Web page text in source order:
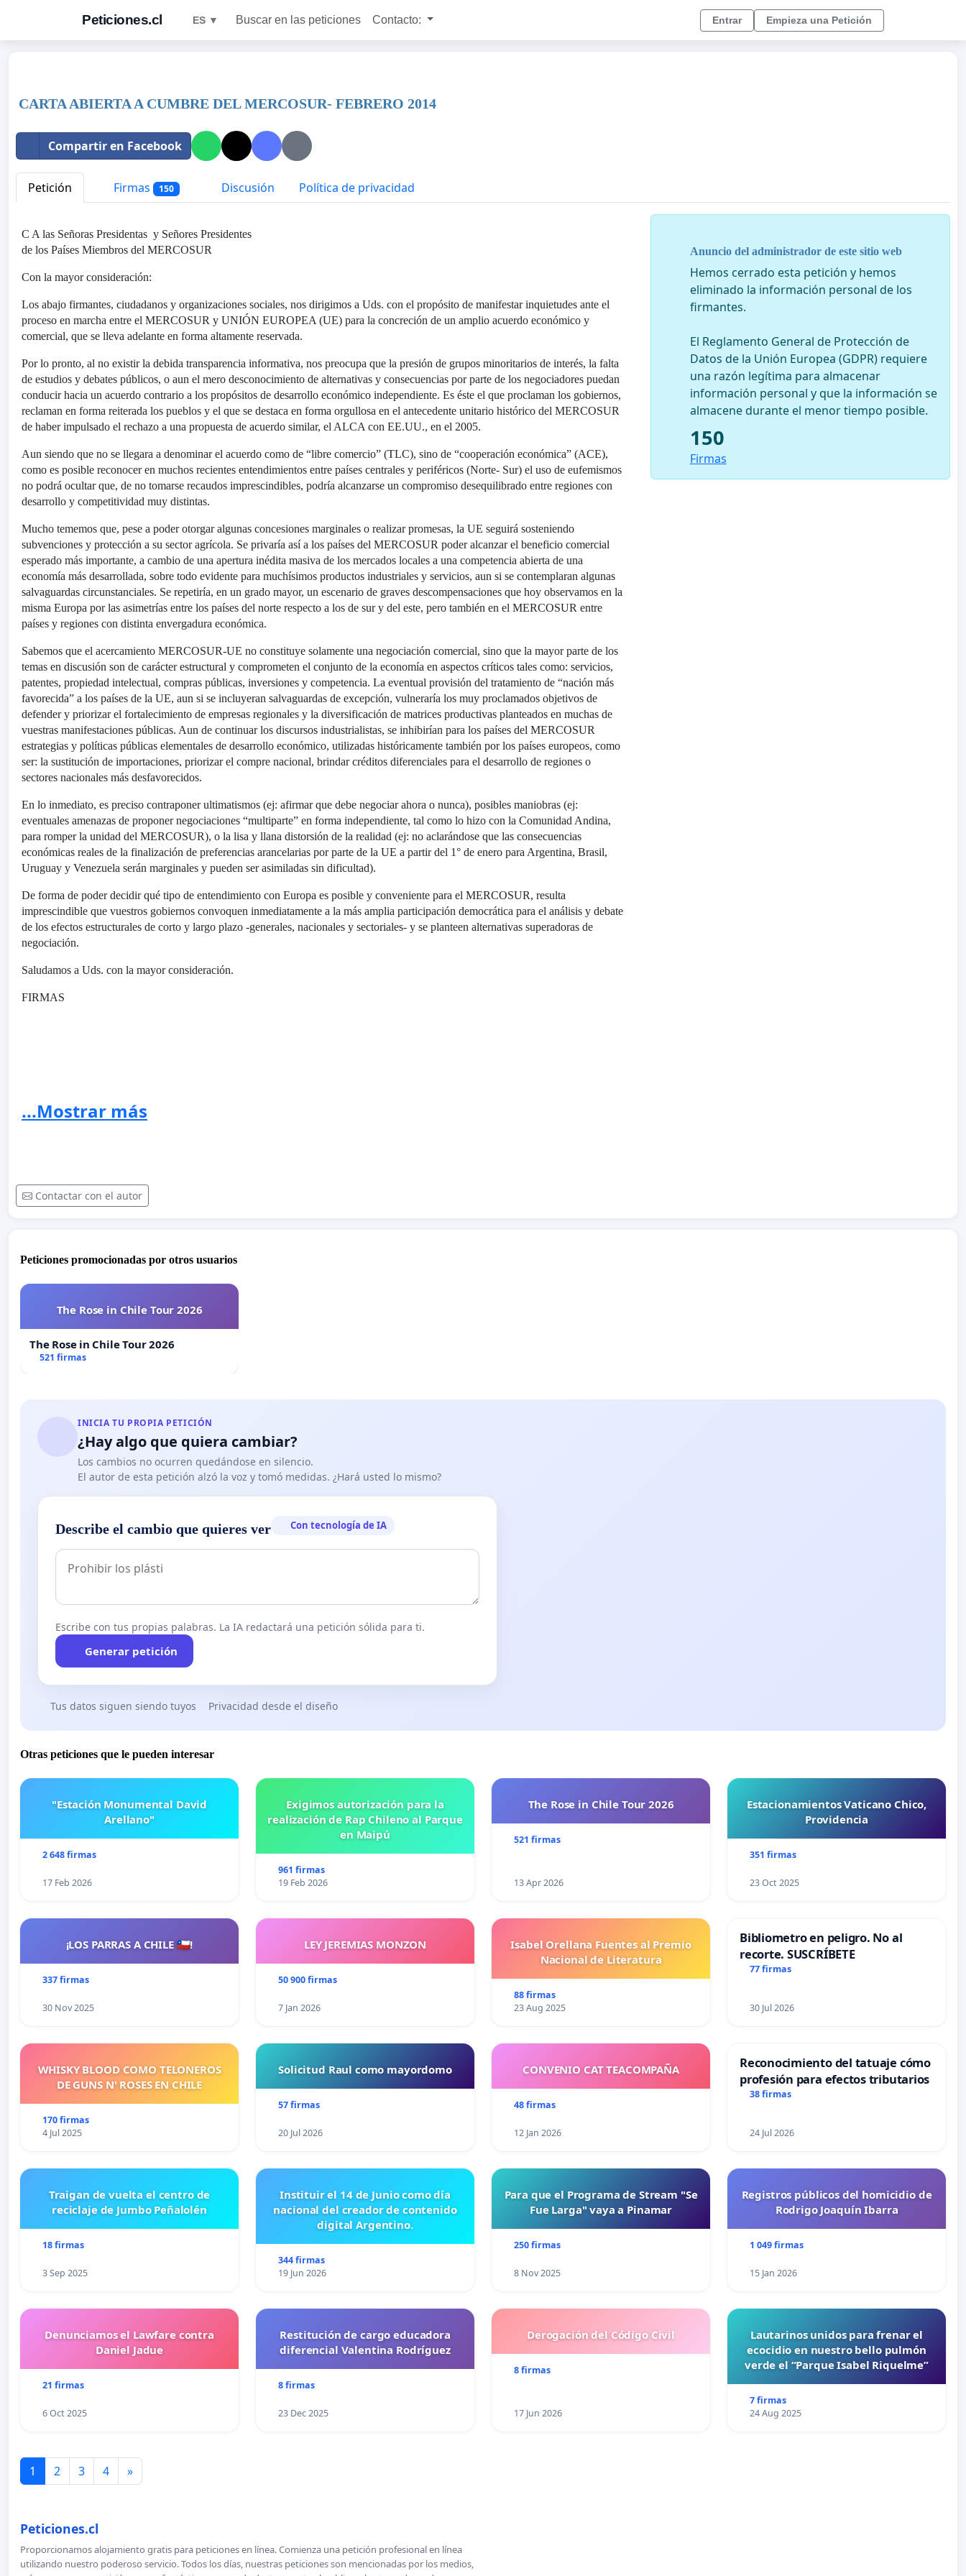
Peticiones.cl ES ▼ Buscar en las peticiones Contacto: Entrar Empieza una Petición
CARTA ABIERTA A CUMBRE DEL MERCOSUR- FEBRERO 2014
Compartir en Facebook
Petición Firmas 150 Discusión Política de privacidad
C A las Señoras Presidentas y Señores Presidentes
de los Países Miembros del MERCOSUR
Con la mayor consideración:
Los abajo firmantes, ciudadanos y organizaciones sociales, nos dirigimos a Uds. con el propósito de manifestar inquietudes ante el
proceso en marcha entre el MERCOSUR y UNIÓN EUROPEA (UE) para la concreción de un amplio acuerdo económico y
comercial, que se lleva adelante en forma altamente reservada.
Por lo pronto, al no existir la debida transparencia informativa, nos preocupa que la presión de grupos minoritarios de interés, la falta
de estudios y debates públicos, o aun el mero desconocimiento de alternativas y consecuencias por parte de los negociadores puedan
conducir hacia un acuerdo contrario a los propósitos de desarrollo económico independiente. Es éste el que proclaman los gobiernos,
reclaman en forma reiterada los pueblos y el que se destaca en forma orgullosa en el antecedente unitario histórico del MERCOSUR
de haber impulsado el rechazo a una propuesta de acuerdo similar, el ALCA con EE.UU., en el 2005.
Aun siendo que no se llegara a denominar el acuerdo como de “libre comercio” (TLC), sino de “cooperación económica” (ACE),
como es posible reconocer en muchos recientes entendimientos entre países centrales y periféricos (Norte- Sur) el uso de eufemismos
no podrá ocultar que, de no tomarse recaudos imprescindibles, podría alcanzarse un compromiso desequilibrado entre regiones con
desarrollo y competitividad muy distintas.
Mucho tememos que, pese a poder otorgar algunas concesiones marginales o realizar promesas, la UE seguirá sosteniendo
subvenciones y protección a su sector agrícola. Se privaría así a los países del MERCOSUR poder alcanzar el beneficio comercial
esperado más importante, a cambio de una apertura inédita masiva de los mercados locales a una competencia abierta de una
economía más desarrollada, sobre todo evidente para muchísimos productos industriales y servicios, aun si se contemplaran algunas
salvaguardas circunstanciales. Se repetiría, en un grado mayor, un escenario de graves descompensaciones que hoy observamos en la
misma Europa por las asimetrías entre los países del norte respecto a los de sur y del este, pero también en el MERCOSUR entre
países y regiones con distinta envergadura económica.
Sabemos que el acercamiento MERCOSUR-UE no constituye solamente una negociación comercial, sino que la mayor parte de los
temas en discusión son de carácter estructural y comprometen el conjunto de la economía en aspectos críticos tales como: servicios,
patentes, propiedad intelectual, compras públicas, inversiones y competencia. La eventual provisión del tratamiento de “nación más
favorecida” a los países de la UE, aun si se incluyeran salvaguardas de excepción, vulneraría los muy proclamados objetivos de
defender y priorizar el fortalecimiento de empresas regionales y la diversificación de matrices productivas planteados en muchas de
vuestras manifestaciones públicas. Aun de continuar los discursos industrialistas, se inhibirían para los países del MERCOSUR
estrategias y políticas públicas elementales de desarrollo económico, utilizadas históricamente también por los países europeos, como
ser: la sustitución de importaciones, priorizar el compre nacional, brindar créditos diferenciales para el desarrollo de regiones o
sectores nacionales más desfavorecidos.
En lo inmediato, es preciso contraponer ultimatismos (ej: afirmar que debe negociar ahora o nunca), posibles maniobras (ej:
eventuales amenazas de proponer negociaciones “multiparte” en forma independiente, tal como lo hizo con la Comunidad Andina,
para romper la unidad del MERCOSUR), o la lisa y llana distorsión de la realidad (ej: no aclarándose que las consecuencias
económicas reales de la finalización de preferencias arancelarias por parte de la UE a partir del 1° de enero para Argentina, Brasil,
Uruguay y Venezuela serán marginales y pueden ser asimiladas sin dificultad).
De forma de poder decidir qué tipo de entendimiento con Europa es posible y conveniente para el MERCOSUR, resulta
imprescindible que vuestros gobiernos convoquen inmediatamente a la más amplia participación democrática para el análisis y debate
de los efectos estructurales de corto y largo plazo -generales, nacionales y sectoriales- y se planteen alternativas superadoras de
negociación.
Saludamos a Uds. con la mayor consideración.
FIRMAS
...Mostrar más
Contactar con el autor
Anuncio del administrador de este sitio web
Hemos cerrado esta petición y hemos
eliminado la información personal de los
firmantes.
El Reglamento General de Protección de
Datos de la Unión Europea (GDPR) requiere
una razón legítima para almacenar
información personal y que la información se
almacene durante el menor tiempo posible.
150
Firmas
Peticiones promocionadas por otros usuarios
The Rose in Chile Tour 2026
The Rose in Chile Tour 2026
521 firmas
INICIA TU PROPIA PETICIÓN
¿Hay algo que quiera cambiar?
Los cambios no ocurren quedándose en silencio.
El autor de esta petición alzó la voz y tomó medidas. ¿Hará usted lo mismo?
Describe el cambio que quieres ver Con tecnología de IA
Escribe con tus propias palabras. La IA redactará una petición sólida para ti.
Generar petición
Tus datos siguen siendo tuyos Privacidad desde el diseño
Otras peticiones que le pueden interesar
"Estación Monumental David
Arellano"
2 648 firmas
17 Feb 2026
Exigimos autorización para la
realización de Rap Chileno al Parque
en Maipú
961 firmas
19 Feb 2026
The Rose in Chile Tour 2026
521 firmas
13 Apr 2026
Estacionamientos Vaticano Chico,
Providencia
351 firmas
23 Oct 2025
¡LOS PARRAS A CHILE 🇨🇱!
337 firmas
30 Nov 2025
LEY JEREMIAS MONZON
50 900 firmas
7 Jan 2026
Isabel Orellana Fuentes al Premio
Nacional de Literatura
88 firmas
23 Aug 2025
Bibliometro en peligro. No al
recorte. SUSCRÍBETE
77 firmas
30 Jul 2026
WHISKY BLOOD COMO TELONEROS
DE GUNS N' ROSES EN CHILE
170 firmas
4 Jul 2025
Solicitud Raul como mayordomo
57 firmas
20 Jul 2026
CONVENIO CAT TEACOMPAÑA
48 firmas
12 Jan 2026
Reconocimiento del tatuaje cómo
profesión para efectos tributarios
38 firmas
24 Jul 2026
Traigan de vuelta el centro de
reciclaje de Jumbo Peñalolén
18 firmas
3 Sep 2025
Instituir el 14 de Junio como día
nacional del creador de contenido
digital Argentino.
344 firmas
19 Jun 2026
Para que el Programa de Stream "Se
Fue Larga" vaya a Pinamar
250 firmas
8 Nov 2025
Registros públicos del homicidio de
Rodrigo Joaquín Ibarra
1 049 firmas
15 Jan 2026
Denunciamos el Lawfare contra
Daniel Jadue
21 firmas
6 Oct 2025
Restitución de cargo educadora
diferencial Valentina Rodríguez
8 firmas
23 Dec 2025
Derogación del Código Civil
8 firmas
17 Jun 2026
Lautarinos unidos para frenar el
ecocidio en nuestro bello pulmón
verde el “Parque Isabel Riquelme”
7 firmas
24 Aug 2025
1 2 3 4 »
Peticiones.cl
Proporcionamos alojamiento gratis para peticiones en línea. Comienza una petición profesional en línea
utilizando nuestro poderoso servicio. Todos los días, nuestras peticiones son mencionadas por los medios,